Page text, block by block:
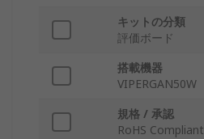
キットの分類
評価ボード
搭載機器
VIPERGAN50W
規格 / 承認
RoHS Compliant